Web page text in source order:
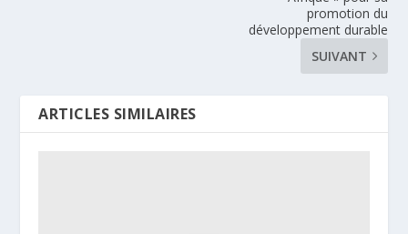
promotion du
développement durable
SUIVANT
ARTICLES SIMILAIRES